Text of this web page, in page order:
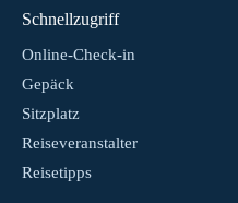
Schnellzugriff
Online-Check-in
Gepäck
Sitzplatz
Reiseveranstalter
Reisetipps